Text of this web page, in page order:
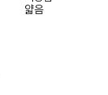
얇음